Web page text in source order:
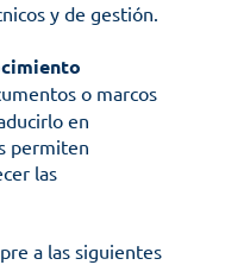
y de gestión.
o marcos
en
permiten
las
a las siguientes